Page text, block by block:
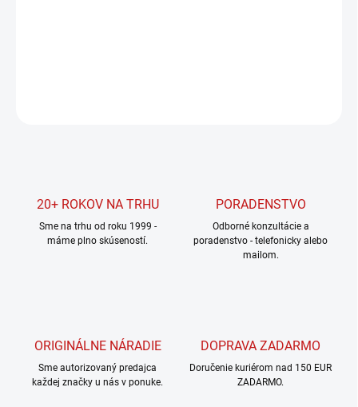
20+ ROKOV NA TRHU
Sme na trhu od roku 1999 -
máme plno skúseností.
PORADENSTVO
Odborné konzultácie a
poradenstvo - telefonicky alebo
mailom.
ORIGINÁLNE NÁRADIE
Sme autorizovaný predajca
každej značky u nás v ponuke.
DOPRAVA ZADARMO
Doručenie kuriérom nad 150 EUR
ZADARMO.